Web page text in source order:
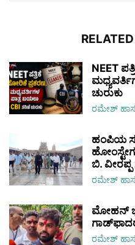
NEET
ಚುರುಕು
ರಮೇಶ್‌
ಹಂಪಿಯ
ಬಿ. ವೀರಪ್ಪ
ರಮೇಶ್‌
ಮೋಹನ್
ರಮೇಶ್‌